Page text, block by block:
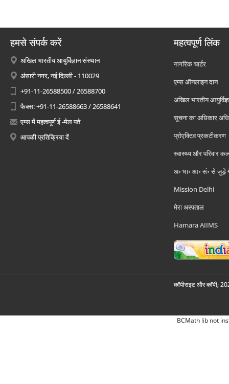
हमसे संपर्क करें
अखिल भारतीय आयुर्विज्ञान संस्थान
अंसारी नगर, नई दिल्ली - 110029
+91-11-26588500 / 26588700
फैक्स: +91-11-26588663 / 26588641
एम्स में महत्वपूर्ण ई -मेल पते
आपकी प्रतिक्रिया दें
महत्वपूर्ण लिंक
नागरिक चार्टर
एम्स ऑनलाइन दान
अखिल भारतीय
सूचना का अधिकार
प्रोएक्टिव प्रकटीकरण
स्वास्थ्य और परिवार
अ॰ भा॰ आ॰ सं॰ से जुड़े
Mission Delhi
मेरा अस्पताल
Hamara AIIMS
कॉपीराइट और कॉपी;
BCMath lib not